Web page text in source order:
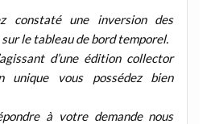
constaté une inversion des
sur le tableau de bord temporel.
d’une édition collector
unique vous possédez bien
à votre demande nous